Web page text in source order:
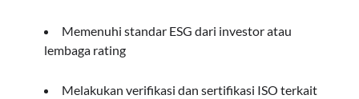
Memenuhi standar ESG dari investor atau
lembaga rating
Melakukan verifikasi dan sertifikasi ISO terkait